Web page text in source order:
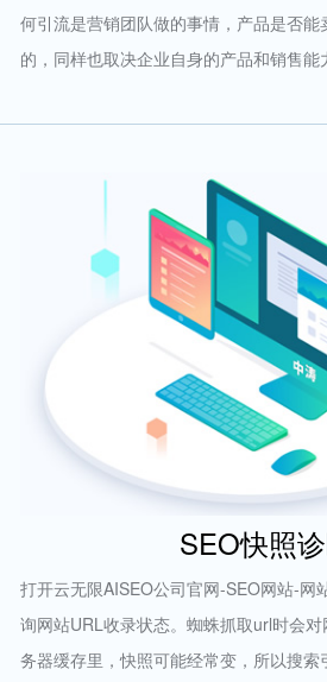
何引流是营销团队做的事情，产品是否
的，同样也取决企业自身的产品和销售能
SEO快照
打开云无限AISEO公司官网-SEO网站-网
询网站URL收录状态。蜘蛛抓取url时会
务器缓存里，快照可能经常变，所以搜